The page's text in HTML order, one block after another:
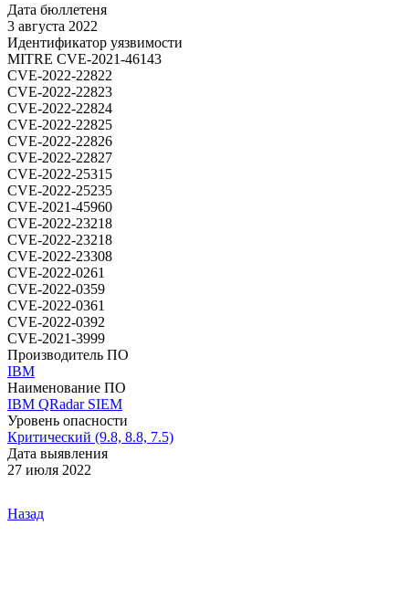
Дата бюллетеня
3 августа 2022
Идентификатор уязвимости
MITRE CVE-2021-46143
CVE-2022-22822
CVE-2022-22823
CVE-2022-22824
CVE-2022-22825
CVE-2022-22826
CVE-2022-22827
CVE-2022-25315
CVE-2022-25235
CVE-2021-45960
CVE-2022-23218
CVE-2022-23218
CVE-2022-23308
CVE-2022-0261
CVE-2022-0359
CVE-2022-0361
CVE-2022-0392
CVE-2021-3999
Производитель ПО
IBM
Наименование ПО
IBM QRadar SIEM
Уровень опасности
Критический (9.8, 8.8, 7.5)
Дата выявления
27 июля 2022
Назад